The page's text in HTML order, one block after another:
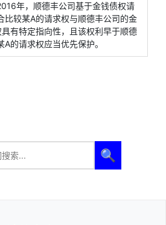
年，顺德丰公司基于金钱债权请
比较某A的请求权与顺德丰公司的金
有特定指向性，且该权利早于顺德
的请求权应当优先保护。
🔍